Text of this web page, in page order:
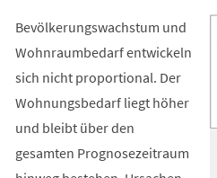
Bevölkerungswachstum und
Wohnraumbedarf entwickeln
sich nicht proportional. Der
Wohnungsbedarf liegt höher
und bleibt über den
gesamten Prognosezeitraum